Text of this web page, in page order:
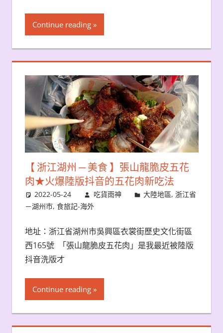
Continue reading
【 浙江湖州 ─ 美食 】張山龍脆皮五花
肉★火爆陸版抖音的五花肉新吃法
2022-05-24 吃貨雨神 大陸地區,浙江省
－湖州市, 食旅記-海外
地址：浙江省湖州市吳興區衣裳街歷史文化街區
西165號 「張山龍脆皮五花肉」是我最近被陸版
抖音洗版才
Continue reading